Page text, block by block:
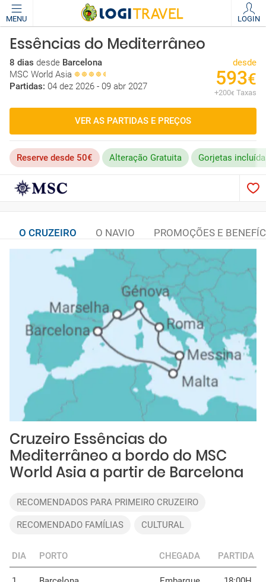
MENU LOGIN
Essências do Mediterrâneo
8 dias desde Barcelona
MSC World Asia
Partidas: 04 dez 2026 - 09 abr 2027
desde
593€
+200€ Taxas
VER AS PARTIDAS E PREÇOS
Reserve desde 50€ Alteração Gratuita Gorjetas
O CRUZEIRO O NAVIO PROMOÇÕES E
Cruzeiro Essências do
Mediterrâneo a bordo do MSC
World Asia a partir de Barcelona
RECOMENDADOS PARA PRIMEIRO CRUZEIRO
RECOMENDADO FAMÍLIAS CULTURAL
DIA PORTO CHEGADA PARTIDA